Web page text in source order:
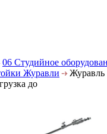
06 Студийное
Журавли
Журавль
до